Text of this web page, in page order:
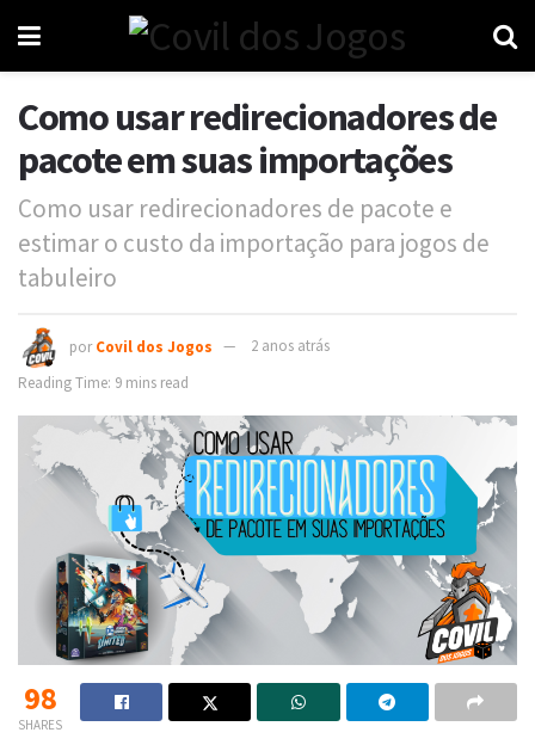
Como usar redirecionadores de
pacote em suas importações
Como usar redirecionadores de pacote e
estimar o custo da importação para jogos de
tabuleiro
por Covil dos Jogos
2 anos atrás
Reading Time: 9 mins read
98
SHARES